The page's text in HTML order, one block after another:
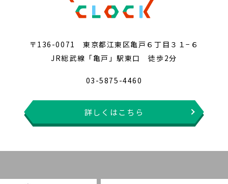
〒136-0071 東京都江東区亀戸６丁目３１−６
JR総武線「亀戸」駅東口 徒歩2分
03-5875-4460
詳しくはこちら